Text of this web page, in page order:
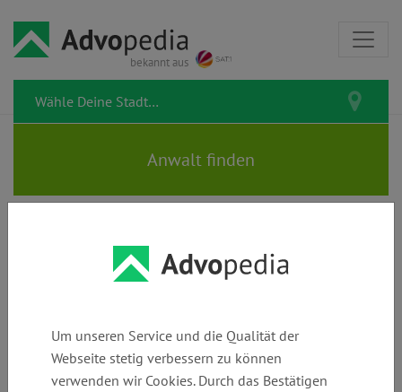
bekannt aus
DORELL | Rechtsanwälte |
für Insolvenz- & Familienrecht
Um unseren Service und die Qualität der
Webseite stetig verbessern zu können
verwenden wir Cookies. Durch das Bestätigen